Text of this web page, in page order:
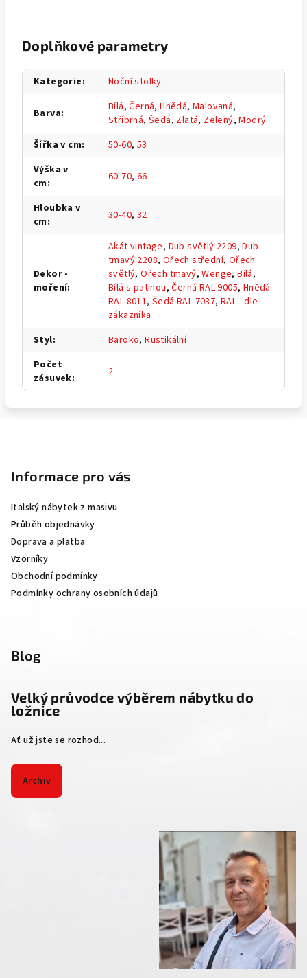
Doplňkové parametry
Kategorie: Noční stolky
Barva: Bílá,Černá,Hnědá,Malovaná,
Stříbrná,Šedá, Zlatá, Zelený,Modrý
Šířka v cm: 50-60, 53
Výška v
cm: 60-70, 66
Hloubka v
cm: 30-40, 32
Dekor -
moření:
Akát vintage, Dub světlý 2209,Dub
tmavý 2208, Ořech střední, Ořech
světlý,Ořech tmavý,Wenge,Bílá,
Bílá s patinou,Černá RAL 9005, Hnědá
RAL 8011,Šedá RAL 7037,RAL - dle
zákazníka
Styl: Baroko,Rustikální
Počet
zásuvek: 2
Informace pro vás
Italský nábytek z masivu
Průběh objednávky
Doprava a platba
Vzorníky
Obchodní podmínky
Podmínky ochrany osobních údajů
Blog
Velký průvodce výběrem nábytku do
ložnice
Ať už jste se rozhod...
Archiv